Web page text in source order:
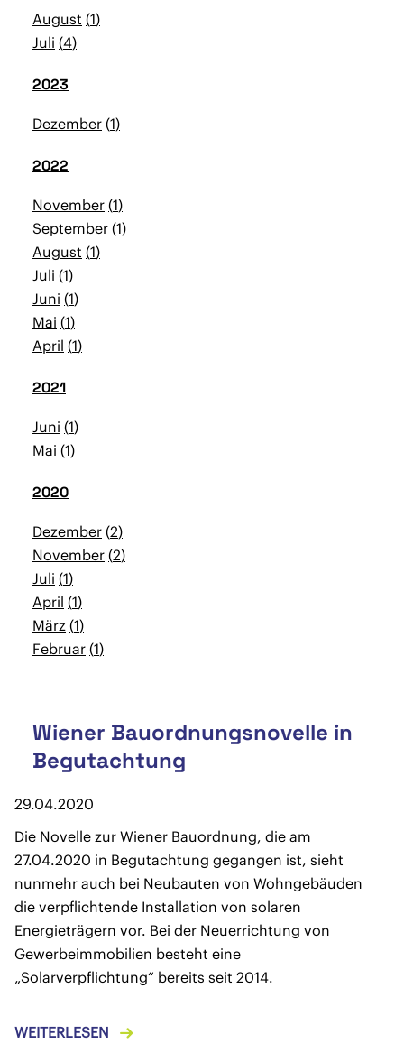
August 1
Juli 4
2023
Dezember 1
2022
November 1
September 1
August 1
Juli 1
Juni 1
Mai 1
April 1
2021
Juni 1
Mai 1
2020
Dezember 2
November 2
Juli 1
April 1
März 1
Februar 1
Wiener Bauordnungsnovelle in
Begutachtung
29.04.2020
Die Novelle zur Wiener Bauordnung, die am
27.04.2020 in Begutachtung gegangen ist, sieht
nunmehr auch bei Neubauten von Wohngebäuden
die verpflichtende Installation von solaren
Energieträgern vor. Bei der Neuerrichtung von
Gewerbeimmobilien besteht eine
„Solarverpflichtung“ bereits seit 2014.
WEITERLESEN